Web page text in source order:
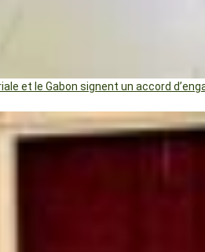
et le Gabon signent un accord